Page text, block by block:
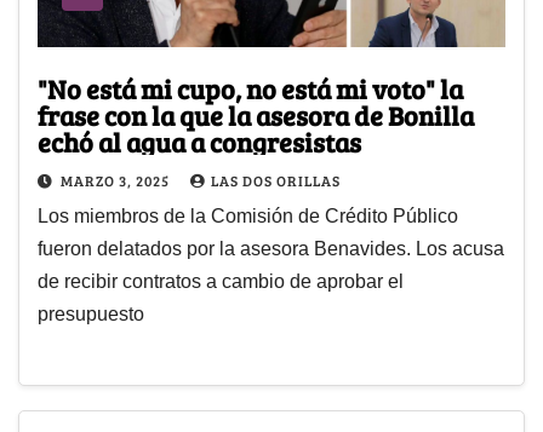
"No está mi cupo, no está mi voto" la
frase con la que la asesora de Bonilla
echó al agua a congresistas
MARZO 3, 2025 LAS DOS ORILLAS
Los miembros de la Comisión de Crédito Público
fueron delatados por la asesora Benavides. Los acusa
de recibir contratos a cambio de aprobar el
presupuesto